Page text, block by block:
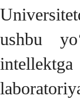
ushbu
intellektga